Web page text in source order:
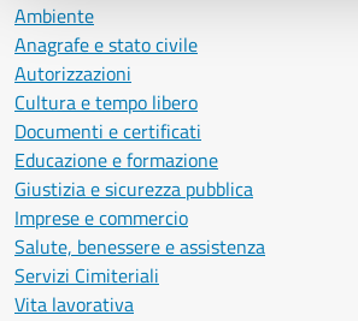
Ambiente
Anagrafe e stato civile
Autorizzazioni
Cultura e tempo libero
Documenti e certificati
Educazione e formazione
Giustizia e sicurezza pubblica
Imprese e commercio
Salute, benessere e assistenza
Servizi Cimiteriali
Vita lavorativa